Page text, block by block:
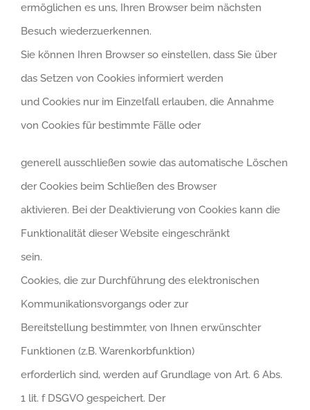
ermöglichen es uns, Ihren Browser beim nächsten
Besuch wiederzuerkennen.
Sie können Ihren Browser so einstellen, dass Sie über
das Setzen von Cookies informiert werden
und Cookies nur im Einzelfall erlauben, die Annahme
von Cookies für bestimmte Fälle oder
generell ausschließen sowie das automatische Löschen
der Cookies beim Schließen des Browser
aktivieren. Bei der Deaktivierung von Cookies kann die
Funktionalität dieser Website eingeschränkt
sein.
Cookies, die zur Durchführung des elektronischen
Kommunikationsvorgangs oder zur
Bereitstellung bestimmter, von Ihnen erwünschter
Funktionen (z.B. Warenkorbfunktion)
erforderlich sind, werden auf Grundlage von Art. 6 Abs.
1 lit. f DSGVO gespeichert. Der